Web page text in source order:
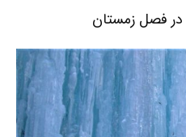
در فصل زمستان